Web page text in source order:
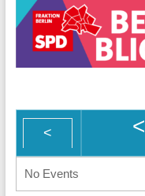
< <
No Events